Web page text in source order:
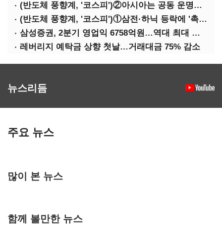
(반도체 풍향계, '코스피')②아시아는 공동 운명체?…일본·대만도 '동반 출렁'
(반도체 풍향계, '코스피')①삼전·하닉 등락에 '촉각'…코스피·나스닥 '한 몸'
삼성증권, 2분기 영업익 6758억원…역대 최대 경신
레버리지 예탁금 상향 첫날…거래대금 75% 감소
뉴스리듬
주요 뉴스
많이 본 뉴스
함께 볼만한 뉴스